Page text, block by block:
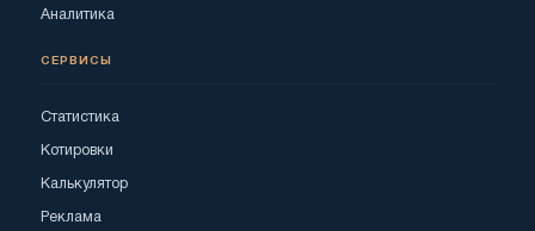
Аналитика
СЕРВИСЫ
Статистика
Котировки
Калькулятор
Реклама